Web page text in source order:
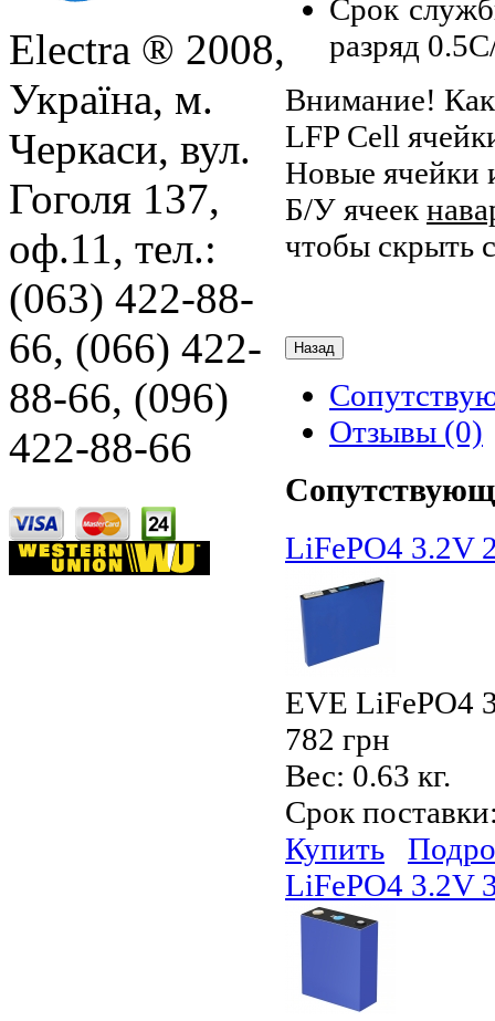
Срок
разряд
Внимание!
LFP Cell
Новые
Б/У ячеек
чтобы скрыть
Отзывы (0)
LiFePO4 3.2V
EVE LiFePO4
782 грн
Вес: 0.63 кг.
Срок
Купить
LiFePO4 3.2V
Electra ® 2008,
Україна, м.
Черкаси, вул.
Гоголя 137,
оф.11, тел.:
(063) 422-88-
66, (066) 422-
88-66, (096)
422-88-66